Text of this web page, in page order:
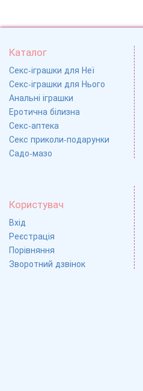
Каталог
Секс-іграшки для Неї
Секс-іграшки для Нього
Анальні іграшки
Еротична білизна
Секс-аптека
Секс приколи-подарунки
Садо-мазо
Користувач
Вхід
Реєстрація
Порівняння
Зворотний дзвінок